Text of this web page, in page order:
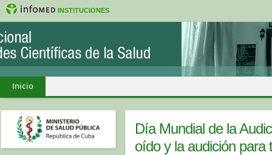
INSTITUCIONES
Inicio
Día Mundial de la
oído y la audición para